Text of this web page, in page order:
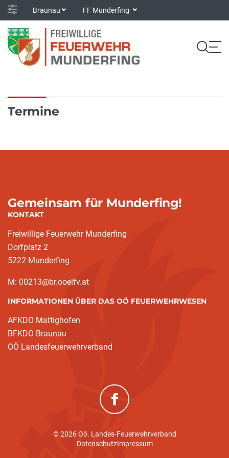
Braunau FF Munderfing
Termine
Gemeinsam für Munderfing!
KONTAKT
Freiwillige Feuerwehr Munderfing
Dorfplatz 2
5222 Munderfing
M: 00213@br.ooelfv.at
INFORMATIONEN ÜBER DAS OÖ FEUERWEHRWESEN
AFKDO Mattighofen
BFKDO Braunau
OÖ Landesfeuerwehrverband
(neues Fenster)
© 2026 Oö. Landes-Feuerwehrverband
DatenschutzImpressum